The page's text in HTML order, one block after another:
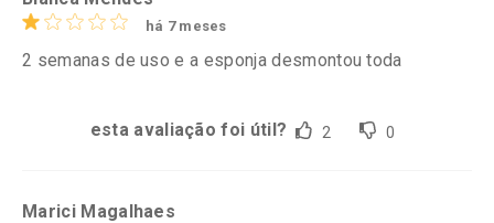
há 7 meses
2 semanas de uso e a esponja desmontou toda
esta avaliação foi útil? 2 0
Marici Magalhaes